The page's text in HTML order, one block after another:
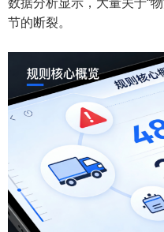
数据分析显示，大量关于“
节的断裂。